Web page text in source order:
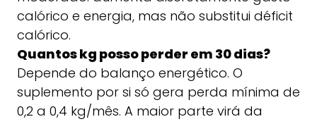
calórico e energia, mas não substitui déficit
calórico.
Quantos kg posso perder em 30 dias?
Depende do balanço energético. O
suplemento por si só gera perda mínima de
0,2 a 0,4 kg/mês. A maior parte virá da